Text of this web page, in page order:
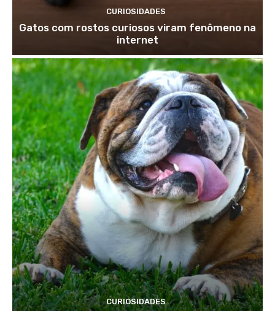
CURIOSIDADES
Gatos com rostos curiosos viram fenômeno na
internet
CURIOSIDADES